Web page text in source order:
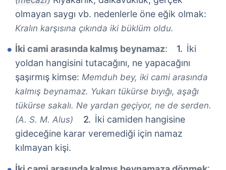
olmayan saygı vb. nedenlerle öne eğik olmak:
Kralın karşısına çıkında iki büklüm oldu.
İki cami arasında kalmış beynamaz:
İki
yoldan hangisini tutacağını, ne yapacağını
şaşırmış kimse: Memduh bey, iki cami arasında
kalmış beynamaz. Yukarı tükürse bıyığı, aşağı
tükürse sakalı. Ne yardan geçiyor, ne de serden.
(A. S. M. Alus)
İki camiden hangisine
gideceğine karar veremediği için namaz
kılmayan kişi.